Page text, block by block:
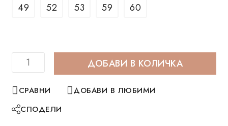
49
52 53 59 60
ДОБАВИ В КОЛИЧКА
СРАВНИ
ДОБАВИ В ЛЮБИМИ
СПОДЕЛИ